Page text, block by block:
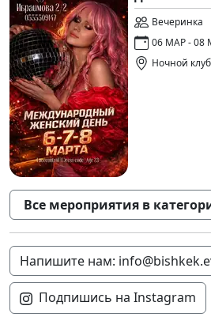
Вечеринка
06 МАР - 08
Ночной
Все мероприятия в
Напишите нам:
Подпишись на Instagram